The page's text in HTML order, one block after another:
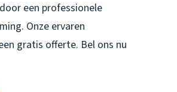
een professionele
Onze ervaren
gratis offerte. Bel ons nu